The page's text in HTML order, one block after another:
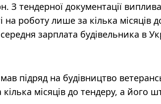
З тендерної документації
на роботу лише за кілька місяців
зарплата будівельника в
підряд на будівництво
місяців до тендеру, а його